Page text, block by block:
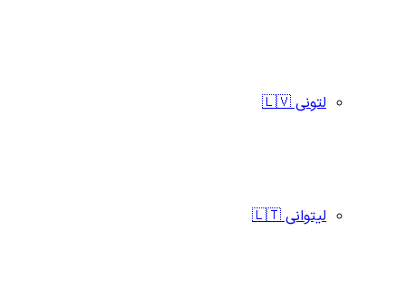
لتونی 🇱🇻
لیتوانی 🇱🇹